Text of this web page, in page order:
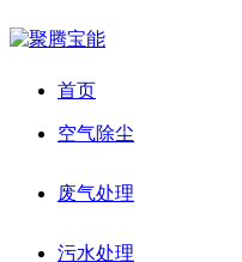
首页
空气除尘
废气处理
污水处理